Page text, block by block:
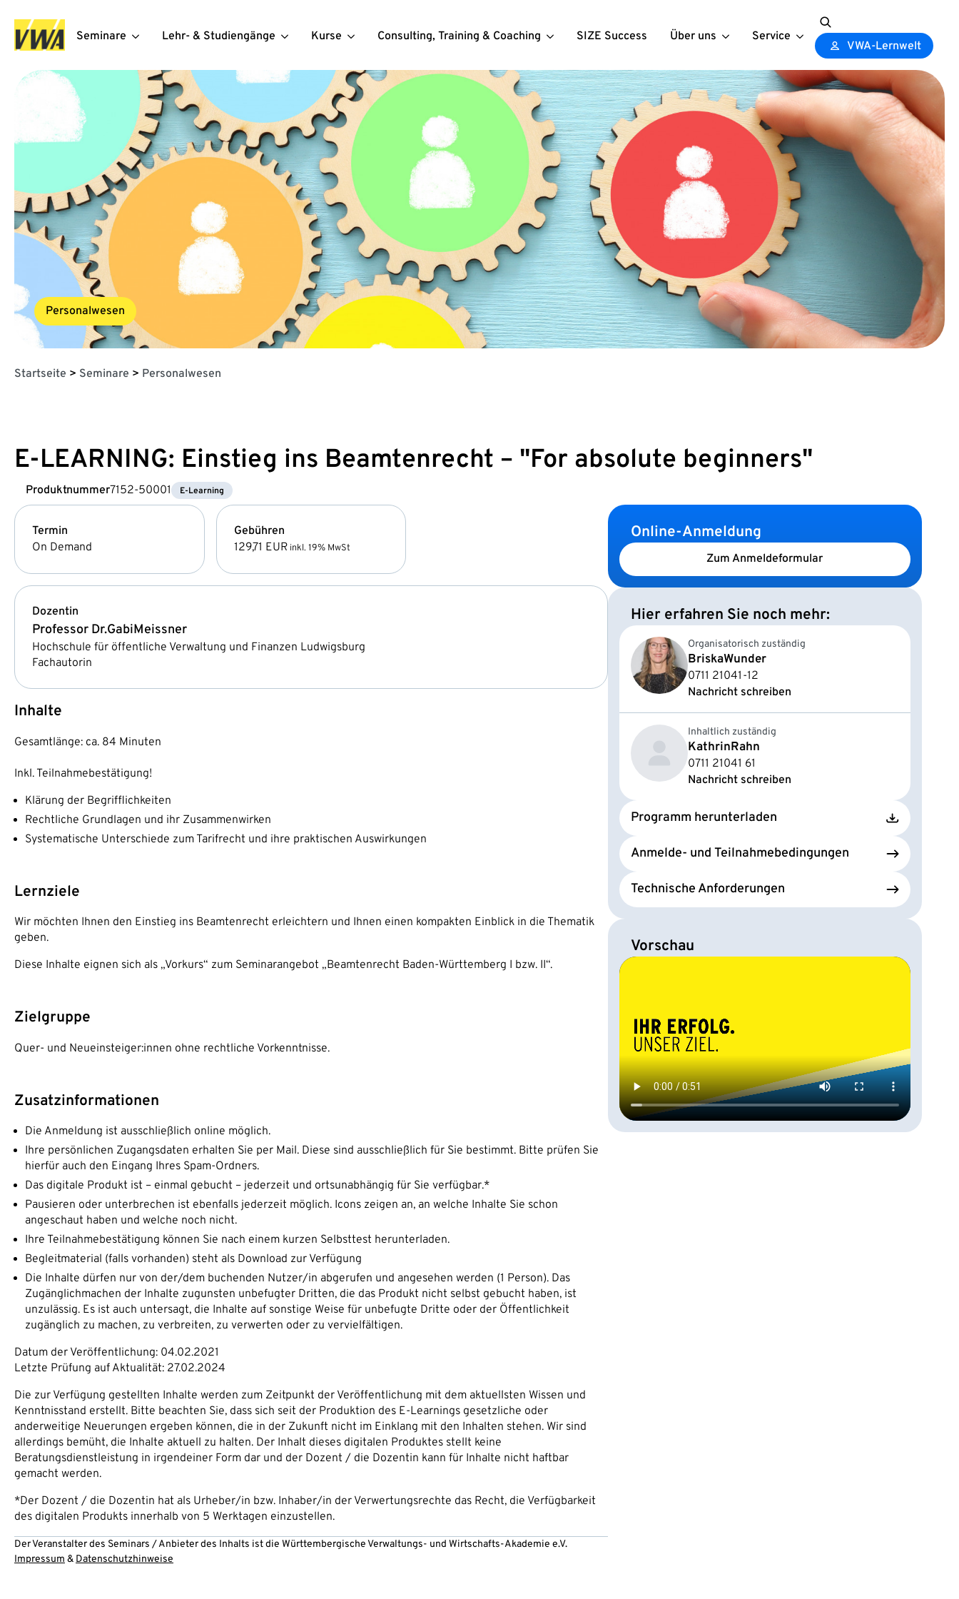
Seminare Lehr- & Studiengänge Kurse Consulting, Training & Coaching SIZE Success Über uns Service
Search
for:
VWA-Lernwelt
Personalwesen
Startseite > Seminare > Personalwesen
E-LEARNING: Einstieg ins Beamtenrecht – "For absolute beginners"
Produktnummer7152-50001 E-Learning
Termin
On Demand
Gebühren
129,71 EURinkl. 19% MwSt
Dozentin
Professor Dr.GabiMeissner
Hochschule für öffentliche Verwaltung und Finanzen Ludwigsburg
Fachautorin
Inhalte
Gesamtlänge: ca. 84 Minuten
Inkl. Teilnahmebestätigung!
Klärung der Begrifflichkeiten
Rechtliche Grundlagen und ihr Zusammenwirken
Systematische Unterschiede zum Tarifrecht und ihre praktischen Auswirkungen
Lernziele
Wir möchten Ihnen den Einstieg ins Beamtenrecht erleichtern und Ihnen einen kompakten Einblick in die Thematik
geben.
Diese Inhalte eignen sich als „Vorkurs“ zum Seminarangebot „Beamtenrecht Baden-Württemberg I bzw. II“.
Zielgruppe
Quer- und Neueinsteiger:innen ohne rechtliche Vorkenntnisse.
Zusatzinformationen
Die Anmeldung ist ausschließlich online möglich.
Ihre persönlichen Zugangsdaten erhalten Sie per Mail. Diese sind ausschließlich für Sie bestimmt. Bitte prüfen Sie
hierfür auch den Eingang Ihres Spam-Ordners.
Das digitale Produkt ist – einmal gebucht – jederzeit und ortsunabhängig für Sie verfügbar.*
Pausieren oder unterbrechen ist ebenfalls jederzeit möglich. Icons zeigen an, an welche Inhalte Sie schon
angeschaut haben und welche noch nicht.
Ihre Teilnahmebestätigung können Sie nach einem kurzen Selbsttest herunterladen.
Begleitmaterial (falls vorhanden) steht als Download zur Verfügung
Die Inhalte dürfen nur von der/dem buchenden Nutzer/in abgerufen und angesehen werden (1 Person). Das
Zugänglichmachen der Inhalte zugunsten unbefugter Dritten, die das Produkt nicht selbst gebucht haben, ist
unzulässig. Es ist auch untersagt, die Inhalte auf sonstige Weise für unbefugte Dritte oder der Öffentlichkeit
zugänglich zu machen, zu verbreiten, zu verwerten oder zu vervielfältigen.
Datum der Veröffentlichung: 04.02.2021
Letzte Prüfung auf Aktualität: 27.02.2024
Die zur Verfügung gestellten Inhalte werden zum Zeitpunkt der Veröffentlichung mit dem aktuellsten Wissen und
Kenntnisstand erstellt. Bitte beachten Sie, dass sich seit der Produktion des E-Learnings gesetzliche oder
anderweitige Neuerungen ergeben können, die in der Zukunft nicht im Einklang mit den Inhalten stehen. Wir sind
allerdings bemüht, die Inhalte aktuell zu halten. Der Inhalt dieses digitalen Produktes stellt keine
Beratungsdienstleistung in irgendeiner Form dar und der Dozent / die Dozentin kann für Inhalte nicht haftbar
gemacht werden.
*Der Dozent / die Dozentin hat als Urheber/in bzw. Inhaber/in der Verwertungsrechte das Recht, die Verfügbarkeit
des digitalen Produkts innerhalb von 5 Werktagen einzustellen.
Der Veranstalter des Seminars / Anbieter des Inhalts ist die Württembergische Verwaltungs- und Wirtschafts-Akademie e.V.
Impressum & Datenschutzhinweise
Online-Anmeldung
Zum Anmeldeformular
Hier erfahren Sie noch mehr:
Organisatorisch zuständig
BriskaWunder
0711 21041-12
Nachricht schreiben
Inhaltlich zuständig
KathrinRahn
0711 21041 61
Nachricht schreiben
Programm herunterladen
Anmelde- und Teilnahmebedingungen
Technische Anforderungen
Vorschau